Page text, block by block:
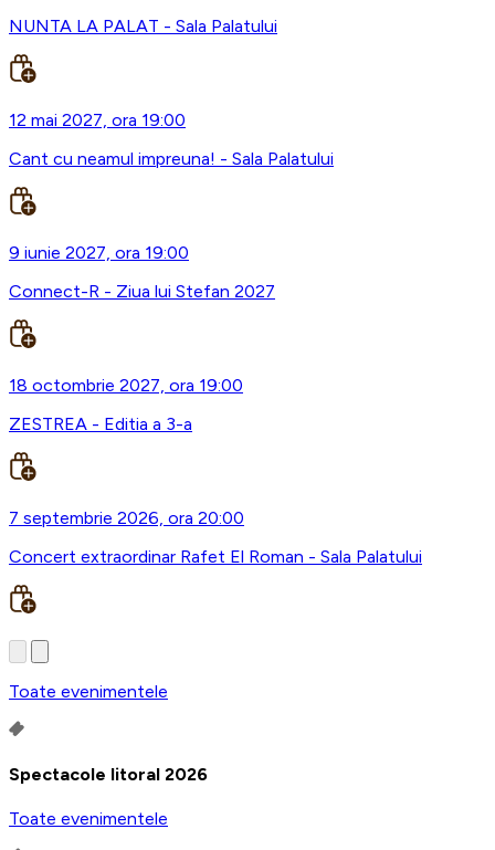
NUNTA LA PALAT - Sala Palatului
12 mai 2027, ora 19:00
Cant cu neamul impreuna! - Sala Palatului
9 iunie 2027, ora 19:00
Connect-R - Ziua lui Stefan 2027
18 octombrie 2027, ora 19:00
ZESTREA - Editia a 3-a
7 septembrie 2026, ora 20:00
Concert extraordinar Rafet El Roman - Sala Palatului
Toate evenimentele
Spectacole litoral 2026
Toate evenimentele